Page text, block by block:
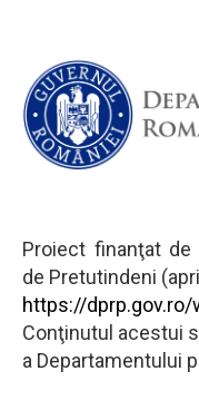
Proiect finanţat de
de Pretutindeni
https://
Conţinutul acestui
a Departamentului